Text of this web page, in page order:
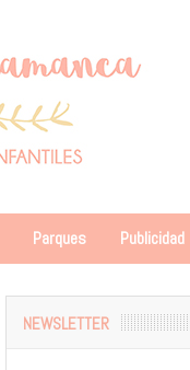
Parques Publicidad
NEWSLETTER